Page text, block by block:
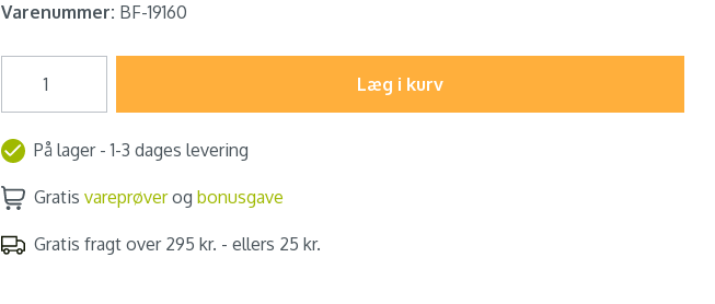
Varenummer: BF-19160
Læg i kurv
På lager - 1-3 dages levering
Gratis vareprøverog bonusgave
Gratis fragt over 295 kr. - ellers 25 kr.